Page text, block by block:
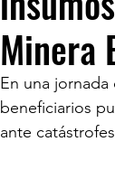
Minera
En una
beneficiarios
ante